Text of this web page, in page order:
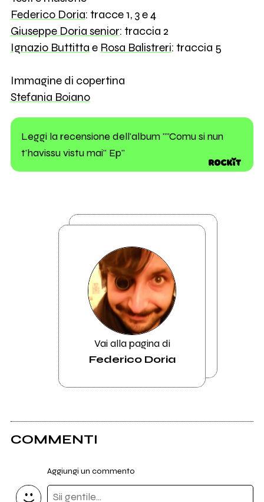
Federico Doria: tracce 1, 3 e 4
Giuseppe Doria senior: traccia 2
Ignazio Buttitta e Rosa Balistreri: traccia 5
Immagine di copertina
Stefania Boiano
Leggi la recensione dell'album ""Comu si nun
t'havissu vistu mai" Ep"
Vai alla pagina di
Federico Doria
COMMENTI
Aggiungi un commento